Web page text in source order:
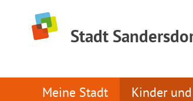
Stadt
Meine Stadt Kinder